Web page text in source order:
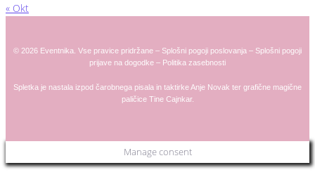
« Okt
© 2026 Eventnika. Vse pravice pridržane – Splošni pogoji poslovanja – Splošni pogoji
prijave na dogodke – Politika zasebnosti
Spletka je nastala izpod čarobnega pisala in taktirkeAnje Novak ter grafične magične
paličice Tine Cajnkar.
Manage consent